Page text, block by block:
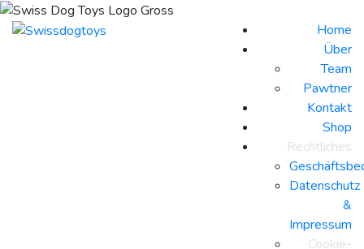
Home
Über
Team
Pawtner
Kontakt
Shop
Rechtliches
Datenschutz
&
Impressum
Cookie-